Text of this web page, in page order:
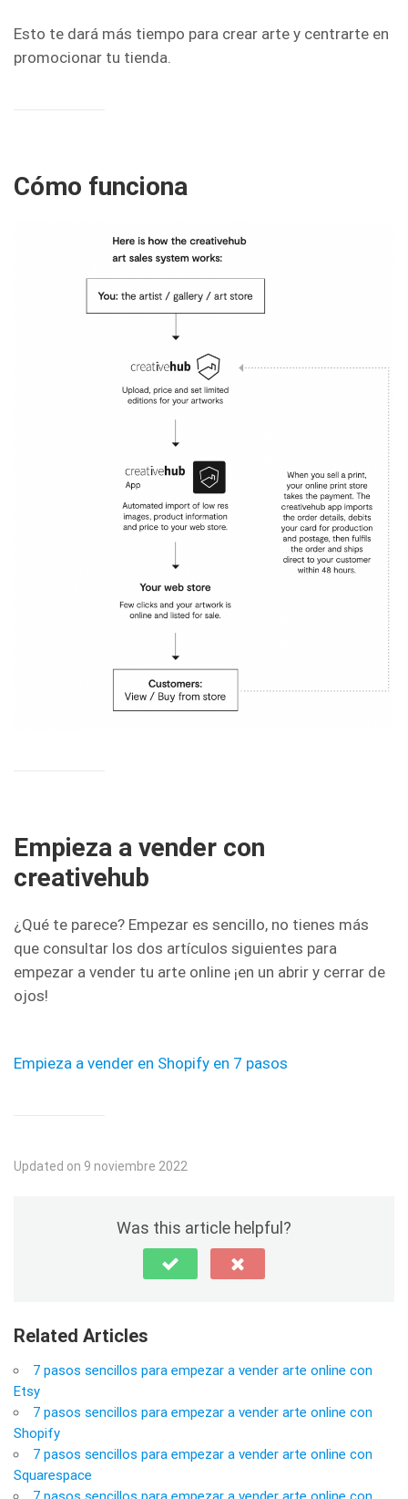
Esto te dará más tiempo para crear arte y centrarte en
promocionar tu tienda.
Cómo funciona
Empieza a vender con
creativehub
¿Qué te parece? Empezar es sencillo, no tienes más
que consultar los dos artículos siguientes para
empezar a vender tu arte online ¡en un abrir y cerrar de
ojos!
Empieza a vender en Shopify en 7 pasos
Updated on 9 noviembre 2022
Was this article helpful?
Related Articles
7 pasos sencillos para empezar a vender arte online con
Etsy
7 pasos sencillos para empezar a vender arte online con
Shopify
7 pasos sencillos para empezar a vender arte online con
Squarespace